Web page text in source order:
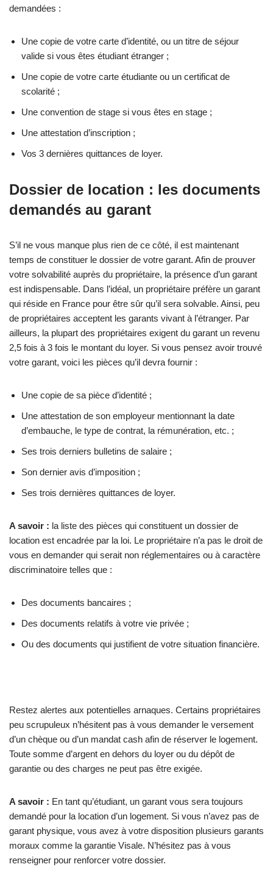
demandées :
Une copie de votre carte d’identité, ou un titre de séjour
valide si vous êtes étudiant étranger ;
Une copie de votre carte étudiante ou un certificat de
scolarité ;
Une convention de stage si vous êtes en stage ;
Une attestation d’inscription ;
Vos 3 dernières quittances de loyer.
Dossier de location : les documents
demandés au garant
S’il ne vous manque plus rien de ce côté, il est maintenant
temps de constituer le dossier de votre garant. Afin de prouver
votre solvabilité auprès du propriétaire, la présence d’un garant
est indispensable. Dans l’idéal, un propriétaire préfère un garant
qui réside en France pour être sûr qu’il sera solvable. Ainsi, peu
de propriétaires acceptent les garants vivant à l’étranger. Par
ailleurs, la plupart des propriétaires exigent du garant un revenu
2,5 fois à 3 fois le montant du loyer. Si vous pensez avoir trouvé
votre garant, voici les pièces qu’il devra fournir :
Une copie de sa pièce d’identité ;
Une attestation de son employeur mentionnant la date
d’embauche, le type de contrat, la rémunération, etc. ;
Ses trois derniers bulletins de salaire ;
Son dernier avis d’imposition ;
Ses trois dernières quittances de loyer.
A savoir : la liste des pièces qui constituent un dossier de
location est encadrée par la loi. Le propriétaire n’a pas le droit de
vous en demander qui serait non réglementaires ou à caractère
discriminatoire telles que :
Des documents bancaires ;
Des documents relatifs à votre vie privée ;
Ou des documents qui justifient de votre situation financière.
Restez alertes aux potentielles arnaques. Certains propriétaires
peu scrupuleux n’hésitent pas à vous demander le versement
d’un chèque ou d’un mandat cash afin de réserver le logement.
Toute somme d’argent en dehors du loyer ou du dépôt de
garantie ou des charges ne peut pas être exigée.
A savoir : En tant qu’étudiant, un garant vous sera toujours
demandé pour la location d’un logement. Si vous n’avez pas de
garant physique, vous avez à votre disposition plusieurs garants
moraux comme la garantie Visale. N’hésitez pas à vous
renseigner pour renforcer votre dossier.